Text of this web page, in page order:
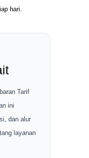
hari.
Tarif
ini
dan alur
layanan